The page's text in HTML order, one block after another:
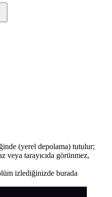
(yerel depolama) tutulur;
veya tarayıcıda görünmez,
izlediğinizde burada